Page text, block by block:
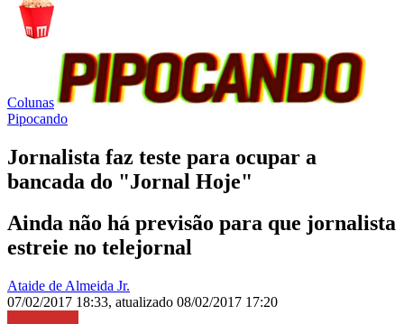
Colunas
Pipocando
Jornalista faz teste para ocupar a
bancada do "Jornal Hoje"
Ainda não há previsão para que jornalista
estreie no telejornal
Ataide de Almeida Jr.
07/02/2017 18:33, atualizado 08/02/2017 17:20